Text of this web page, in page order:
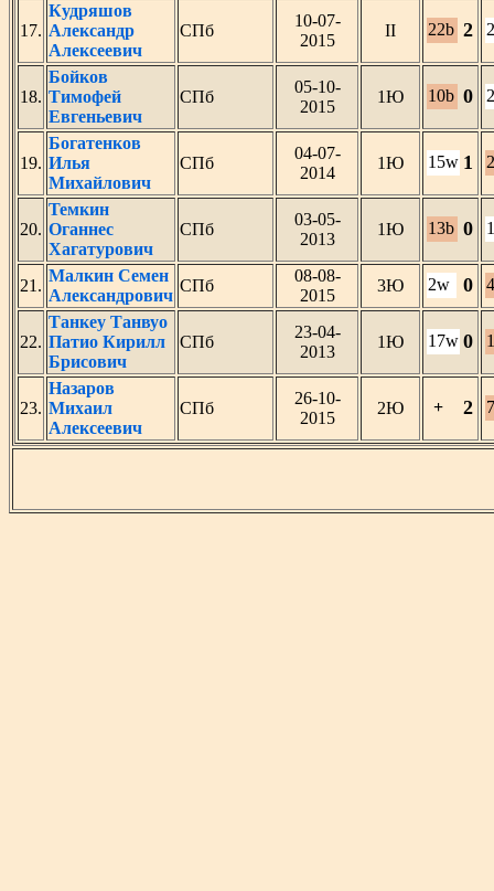
17.
Кудряшов
Александр
Алексеевич
СПб
10-07-
2015
II 22b 2
18.
Бойков
Тимофей
Евгеньевич
СПб
05-10-
2015
1Ю 10b 0
19.
Богатенков
Илья
Михайлович
СПб
04-07-
2014
1Ю 15w 1
20.
Темкин
Оганнес
Хагатурович
СПб
03-05-
2013
1Ю 13b 0
21.
Малкин Семен
Александрович
СПб
08-08-
2015
3Ю 2w 0
22.
Танкеу Танвуо
Патио Кирилл
Брисович
СПб
23-04-
2013
1Ю 17w 0
23.
Назаров
Михаил
Алексеевич
СПб
26-10-
2015
2Ю + 2